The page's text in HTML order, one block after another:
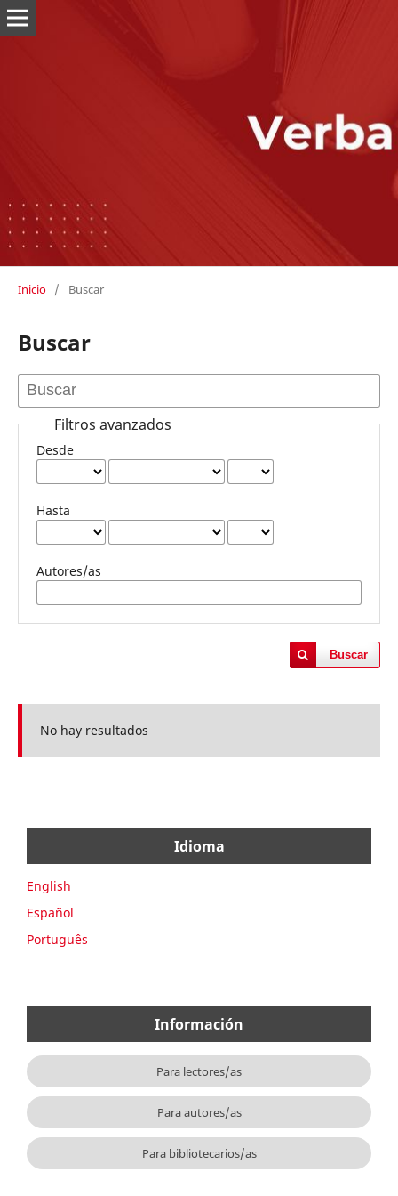
Inicio / Buscar
Buscar
Filtros avanzados
Desde
Hasta
Autores/as
Buscar
No hay resultados
Idioma
English
Español
Português
Información
Para lectores/as
Para autores/as
Para bibliotecarios/as